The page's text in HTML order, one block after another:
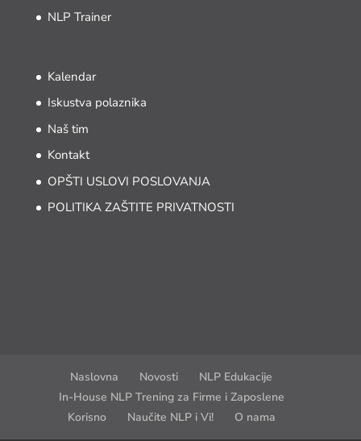
NLP Trainer
Kalendar
Iskustva polaznika
Naš tim
Kontakt
OPŠTI USLOVI POSLOVANJA
POLITIKA ZAŠTITE PRIVATNOSTI
Naslovna Novosti
NLP Edukacije
In-House NLP Trening za Firme i Zaposlene
Korisno
Naučite NLP i Vi! O nama